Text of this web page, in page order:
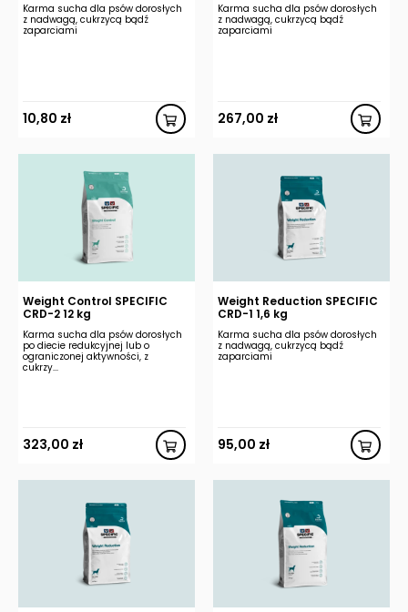
Karma sucha dla psów dorosłych
z nadwagą, cukrzycą bądź
zaparciami
10,80 zł
Karma sucha dla psów dorosłych
z nadwagą, cukrzycą bądź
zaparciami
267,00 zł
Weight Control SPECIFIC
CRD-2 12 kg
Karma sucha dla psów dorosłych
po diecie redukcyjnej lub o
ograniczonej aktywności, z
cukrzy...
323,00 zł
Weight Reduction SPECIFIC
CRD-1 1,6 kg
Karma sucha dla psów dorosłych
z nadwagą, cukrzycą bądź
zaparciami
95,00 zł